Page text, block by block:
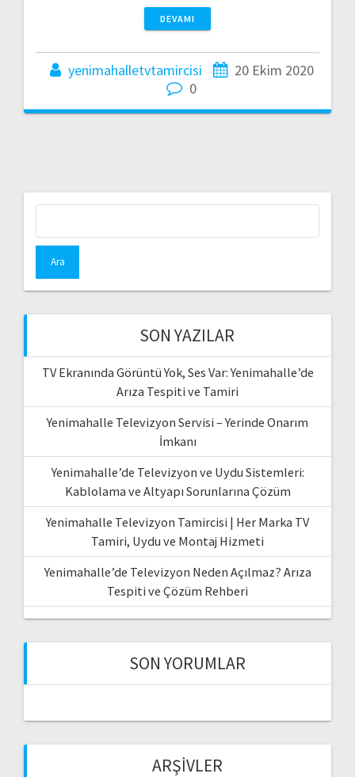
DEVAMI
yenimahalletvtamircisi
20 Ekim 2020
0
SON YAZILAR
TV Ekranında Görüntü Yok, Ses Var: Yenimahalle’de
Arıza Tespiti ve Tamiri
Yenimahalle Televizyon Servisi – Yerinde Onarım
İmkanı
Yenimahalle’de Televizyon ve Uydu Sistemleri:
Kablolama ve Altyapı Sorunlarına Çözüm
Yenimahalle Televizyon Tamircisi | Her Marka TV
Tamiri, Uydu ve Montaj Hizmeti
Yenimahalle’de Televizyon Neden Açılmaz? Arıza
Tespiti ve Çözüm Rehberi
SON YORUMLAR
ARŞIVLER